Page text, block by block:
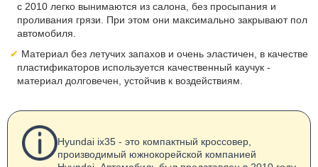
с 2010 легко вынимаются из салона, без просыпания и
проливания грязи. При этом они максимально закрывают пол
автомобиля.
Материал без летучих запахов и очень эластичен, в качестве
пластификаторов используется качественный каучук -
материал долговечен, устойчив к воздействиям.
Hyundai ix35 - это компактный кроссовер,
производимый южнокорейской компанией